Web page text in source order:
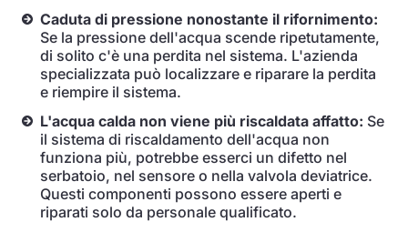
Caduta di pressione nonostante il rifornimento:
Se la pressione dell'acqua scende ripetutamente,
di solito c'è una perdita nel sistema. L'azienda
specializzata può localizzare e riparare la perdita
e riempire il sistema.
L'acqua calda non viene più riscaldata affatto: Se
il sistema di riscaldamento dell'acqua non
funziona più, potrebbe esserci un difetto nel
serbatoio, nel sensore o nella valvola deviatrice.
Questi componenti possono essere aperti e
riparati solo da personale qualificato.